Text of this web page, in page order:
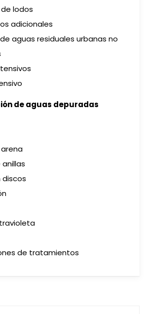
de lodos
adicionales
aguas residuales urbanas no
de aguas depuradas
arena
anillas
discos
de tratamientos